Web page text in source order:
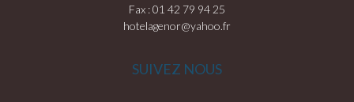
Fax : 01 42 79 94 25
hotelagenor@yahoo.fr
SUIVEZ NOUS